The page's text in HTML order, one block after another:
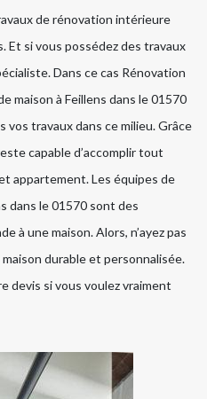
de rénovation intérieure
si vous possédez des travaux
Dans ce cas Rénovation
maison à Feillens dans le 01570
vos travaux dans ce milieu. Grâce
capable d’accomplir tout
appartement. Les équipes de
dans le 01570 sont des
à une maison. Alors, n’ayez pas
durable et personnalisée.
devis si vous voulez vraiment